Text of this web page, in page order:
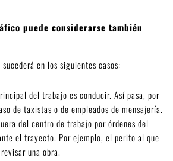
puede considerarse también
en los siguientes casos:
del trabajo es conducir. Así pasa, por
de taxistas o de empleados de mensajería.
del centro de trabajo por órdenes del
el trayecto. Por ejemplo, el perito al que
una obra.